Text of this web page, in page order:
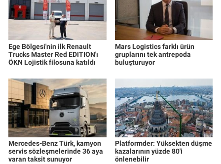
Ege Bölgesi'nin ilk Renault
Trucks Master Red EDITION'ı
ÖKN Lojistik filosuna katıldı
Mars Logistics farklı ürün
gruplarını tek antrepoda
buluşturuyor
Mercedes-Benz Türk, kamyon
servis sözleşmelerinde 36 aya
varan taksit sunuyor
Platformder: Yüksekten düşme
kazalarının yüzde 80'i
önlenebilir